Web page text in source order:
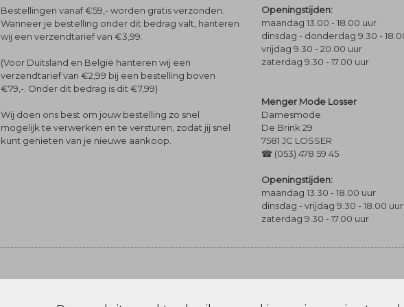
Bestellingen vanaf €59,- worden gratis verzonden.
Wanneer je bestelling onder dit bedrag valt, hanteren
wij een verzendtarief van €3,99.
(Voor Duitsland en België hanteren wij een
verzendtarief van €2,99 bij een bestelling boven
€79,-. Onder dit bedrag is dit €7,99)
Wij doen ons best om jouw bestelling zo snel
mogelijk te verwerken en te versturen, zodat jij snel
kunt genieten van je nieuwe aankoop.
Openingstijden:
maandag 13.00 - 18.00 uur
dinsdag - donderdag 9.30 -
vrijdag 9.30 - 20.00 uur
zaterdag 9.30 - 17.00 uur
Menger Mode Losser
Damesmode
De Brink 29
7581 JC LOSSER
☎ (053) 478 59 45
Openingstijden:
maandag 13.30 - 18.00 uur
dinsdag - vrijdag 9.30 - 18.00 uur
zaterdag 9.30 - 17.00 uur